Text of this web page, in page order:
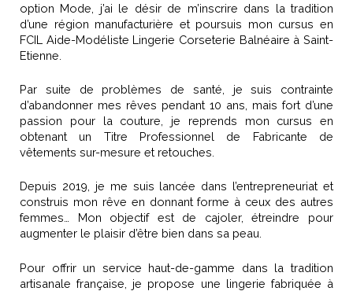
option Mode, j’ai le désir de m’inscrire dans la tradition
d’une région manufacturière et poursuis mon cursus en
FCIL Aide-Modéliste Lingerie Corseterie Balnéaire à Saint-
Etienne.
Par suite de problèmes de santé, je suis contrainte
d’abandonner mes rêves pendant 10 ans, mais fort d’une
passion pour la couture, je reprends mon cursus en
obtenant un Titre Professionnel de Fabricante de
vêtements sur-mesure et retouches.
Depuis 2019, je me suis lancée dans l’entrepreneuriat et
construis mon rêve en donnant forme à ceux des autres
femmes… Mon objectif est de cajoler, étreindre pour
augmenter le plaisir d’être bien dans sa peau.
Pour offrir un service haut-de-gamme dans la tradition
artisanale française, je propose une lingerie fabriquée à